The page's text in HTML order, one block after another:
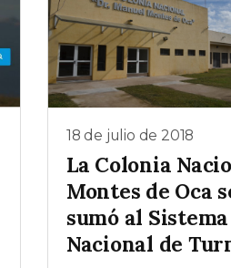
18 de julio de 2018
La Colonia
Montes de Oca
sumó al Sistema
Nacional de